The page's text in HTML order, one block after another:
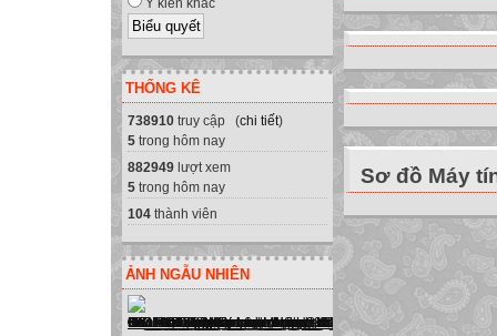
Ý kiến khác
THỐNG KÊ
738910 truy cập (chi tiết)
5 trong hôm nay
882949 lượt xem
5 trong hôm nay
104 thành viên
ẢNH NGẪU NHIÊN
Sơ đồ Máy